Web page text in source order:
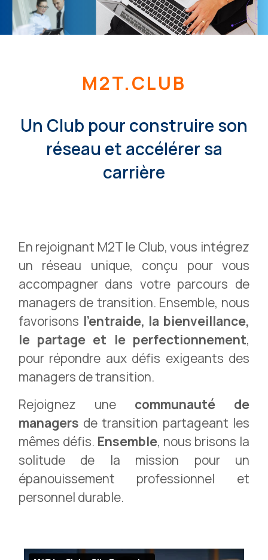
M2T.CLUB
Un Club pour construire son
réseau et accélérer sa
carrière
En rejoignant M2T le Club, vous intégrez
un réseau unique, conçu pour vous
accompagner dans votre parcours de
managers de transition. Ensemble, nous
favorisons l’entraide, la bienveillance,
le partage et le perfectionnement,
pour répondre aux défis exigeants des
managers de transition.
Rejoignez une communauté de
managers de transition partageant les
mêmes défis. Ensemble, nous brisons la
solitude de la mission pour un
épanouissement professionnel et
personnel durable.